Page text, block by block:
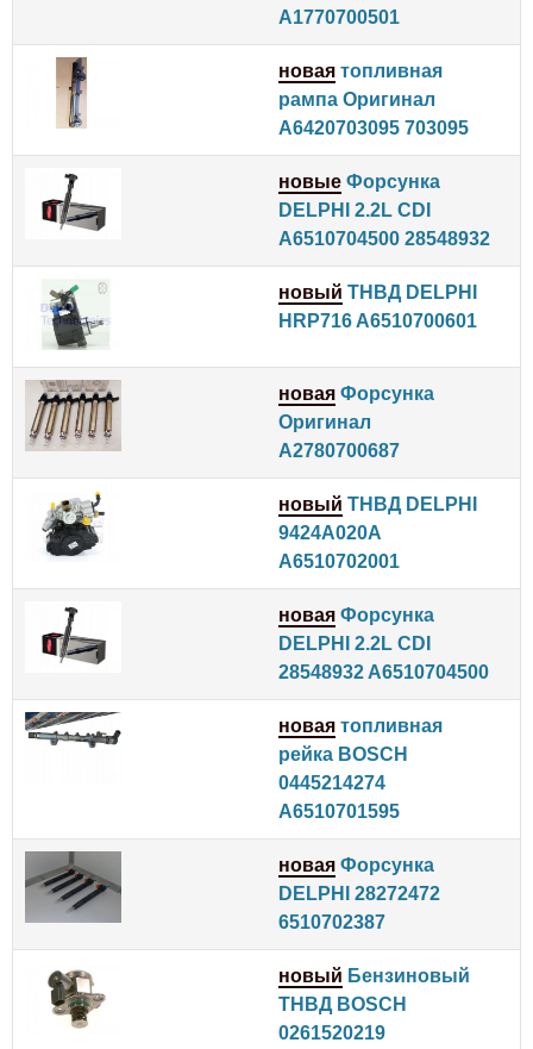
A1770700501
новая топливная
рампа Оригинал
A6420703095 703095
новые Форсунка
DELPHI 2.2L CDI
A6510704500 28548932
новый ТНВД DELPHI
HRP716 A6510700601
новая Форсунка
Оригинал
A2780700687
новый ТНВД DELPHI
9424A020A
A6510702001
новая Форсунка
DELPHI 2.2L CDI
28548932 A6510704500
новая топливная
рейка BOSCH
0445214274
A6510701595
новая Форсунка
DELPHI 28272472
6510702387
новый Бензиновый
ТНВД BOSCH
0261520219